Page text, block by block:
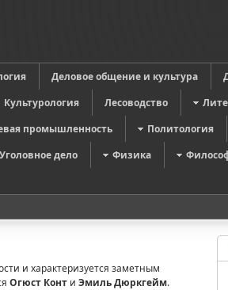
Деловое общение и культура
Культурология Лесоводство
промышленность Политология
Уголовное дело Физика
и характеризуется заметным
Огюст Конт и ЭмильДюркгейм.